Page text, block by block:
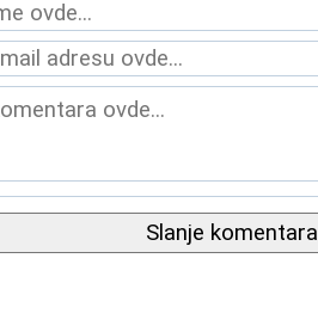
Slanje komentara